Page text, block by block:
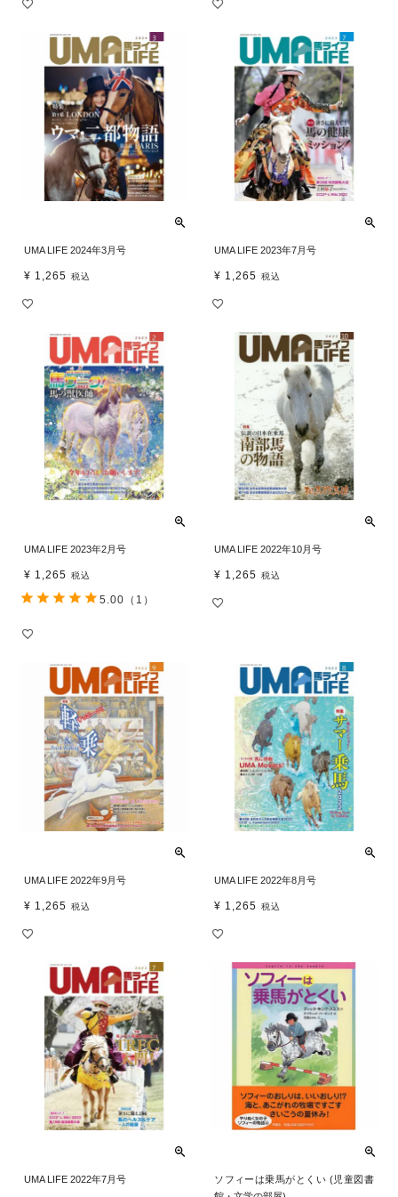
UMA LIFE 2024年3月号
¥ 1,265 税込
UMA LIFE 2023年7月号
¥ 1,265 税込
UMA LIFE 2023年2月号
¥ 1,265 税込
5.00 （1）
UMA LIFE 2022年10月号
¥ 1,265 税込
UMA LIFE 2022年9月号
¥ 1,265 税込
UMA LIFE 2022年8月号
¥ 1,265 税込
UMA LIFE 2022年7月号
ソフィーは乗馬がとくい (児童図書